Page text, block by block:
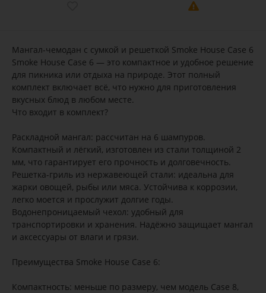
Мангал-чемодан с сумкой и решеткой Smoke House Case 6
Smoke House Case 6 — это компактное и удобное решение
для пикника или отдыха на природе. Этот полный
комплект включает всё, что нужно для приготовления
вкусных блюд в любом месте.
Что входит в комплект?
Раскладной мангал: рассчитан на 6 шампуров.
Компактный и лёгкий, изготовлен из стали толщиной 2
мм, что гарантирует его прочность и долговечность.
Решетка-гриль из нержавеющей стали: идеальна для
жарки овощей, рыбы или мяса. Устойчива к коррозии,
легко моется и прослужит долгие годы.
Водонепроницаемый чехол: удобный для
транспортировки и хранения. Надёжно защищает мангал
и аксессуары от влаги и грязи.
Преимущества Smoke House Case 6:
Компактность: меньше по размеру, чем модель Case 8,